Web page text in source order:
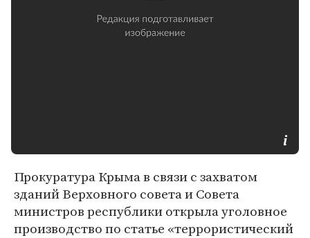
Прокуратура Крыма в связи с захватом
зданий Верховного совета и Совета
министров республики открыла уголовное
производство по статье «террористический